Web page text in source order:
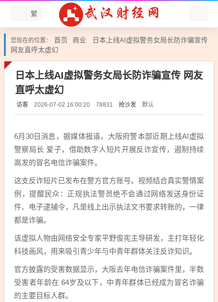
繁
您现在的位置： 首页 商业
日本上线AI虚拟警务女局长防诈骗宣传
网友直呼太虚幻
日本上线AI虚拟警务女局长防诈骗宣传 网友
直呼太虚幻
访客 2026-07-02 16:00:20 78831 抢沙发 默认
6月30日消息，据媒体报道，大阪府警本部近期上线AI虚拟
警察局长 爱子，借助数字人短片开展反诈宣传，遏制持续
高发的冒名电信诈骗案件。
这支反诈短片已发布在警方官方账号。视频结合真实警情案
例，提醒民众：正规执法警员绝不会通过网络发送身份证
件、电子逮捕令，凡是线上出示执法文书要求转账的，一律
都是诈骗。
该虚拟人物由网络安全专家平野俊宪主导研发，主打年轻化
科技画风，用来吸引青少年与中青年群体关注反诈知识。
官方披露的受害数据显示，大阪去年电信诈骗案件里，半数
受害者年龄在 64岁及以下，中青年群体已经成为冒名诈骗
的主要目标人群。